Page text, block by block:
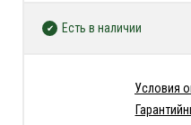
Есть в наличии
Условия